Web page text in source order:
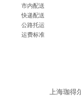
市内配送
快递配送
公路托运
运费标准
上海珈得